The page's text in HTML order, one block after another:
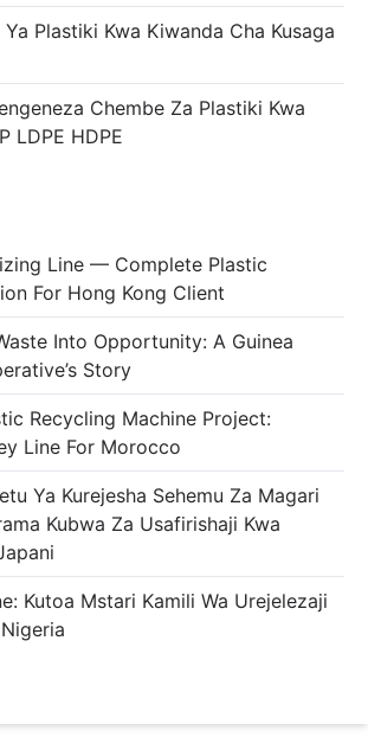
Plastiki Kwa Kiwanda Cha Kusaga
Chembe Za Plastiki Kwa
LDPE HDPE
Line — Complete Plastic
For Hong Kong Client
Into Opportunity: A Guinea
Story
Recycling Machine Project:
Line For Morocco
Ya Kurejesha Sehemu Za Magari
Kubwa Za Usafirishaji Kwa
Kutoa Mstari Kamili Wa Urejelezaji